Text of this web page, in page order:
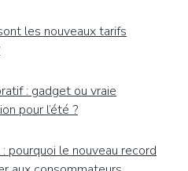
les nouveaux tarifs
: gadget ou vraie
pour l’été ?
pourquoi le nouveau record